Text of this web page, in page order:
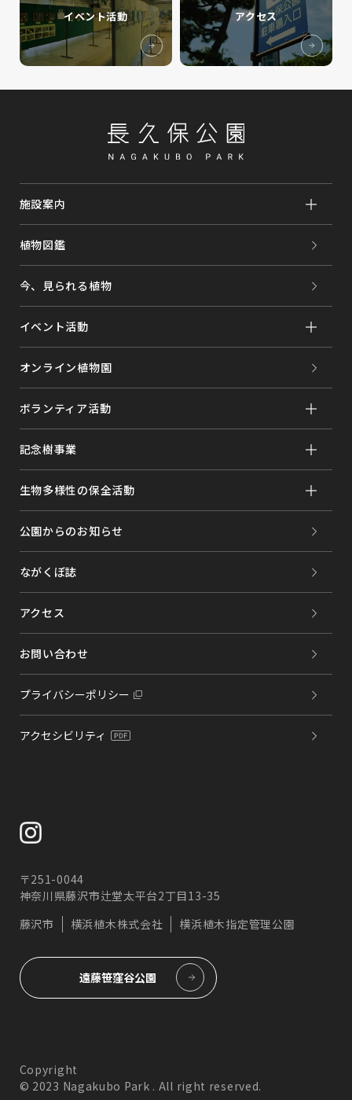
イベント活動 アクセス
施設案内
植物図鑑
今、見られる植物
イベント活動
オンライン植物園
ボランティア活動
記念樹事業
生物多様性の保全活動
公園からのお知らせ
ながくぼ誌
アクセス
お問い合わせ
プライバシーポリシー
アクセシビリティ
〒251-0044
神奈川県藤沢市辻堂太平台2丁目13-35
藤沢市
横浜植木株式会社 横浜植木指定管理公園
遠藤笹窪谷公園
Copyright
© 2023 Nagakubo Park . All right reserved.